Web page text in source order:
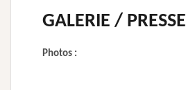
GALERIE / PRESSE
Photos :